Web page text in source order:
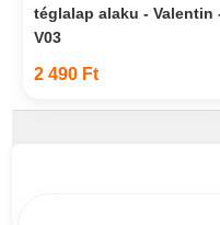
téglalap alaku - Valentin
V03
2 490 Ft